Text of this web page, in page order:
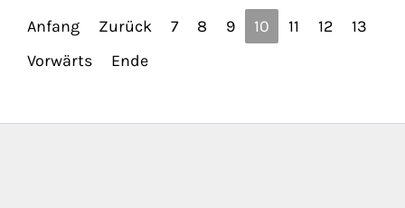
Anfang Zurück 7 8 9 10 11 12
13
Vorwärts
Ende